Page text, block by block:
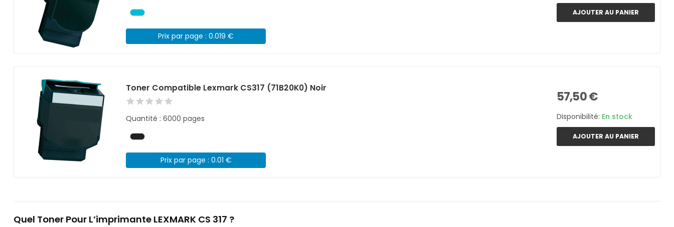
Prix par page : 0.019 €
AJOUTER AU PANIER
Toner Compatible Lexmark CS317 (71B20K0) Noir
Quantité : 6000 pages
Prix par page : 0.01 €
57,50 €
Disponibilité: En stock
AJOUTER AU PANIER
Quel Toner Pour L’imprimante LEXMARK CS 317 ?